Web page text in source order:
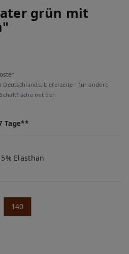
grün mit
Lieferzeiten für andere
mit den
Tage**
Elasthan
140